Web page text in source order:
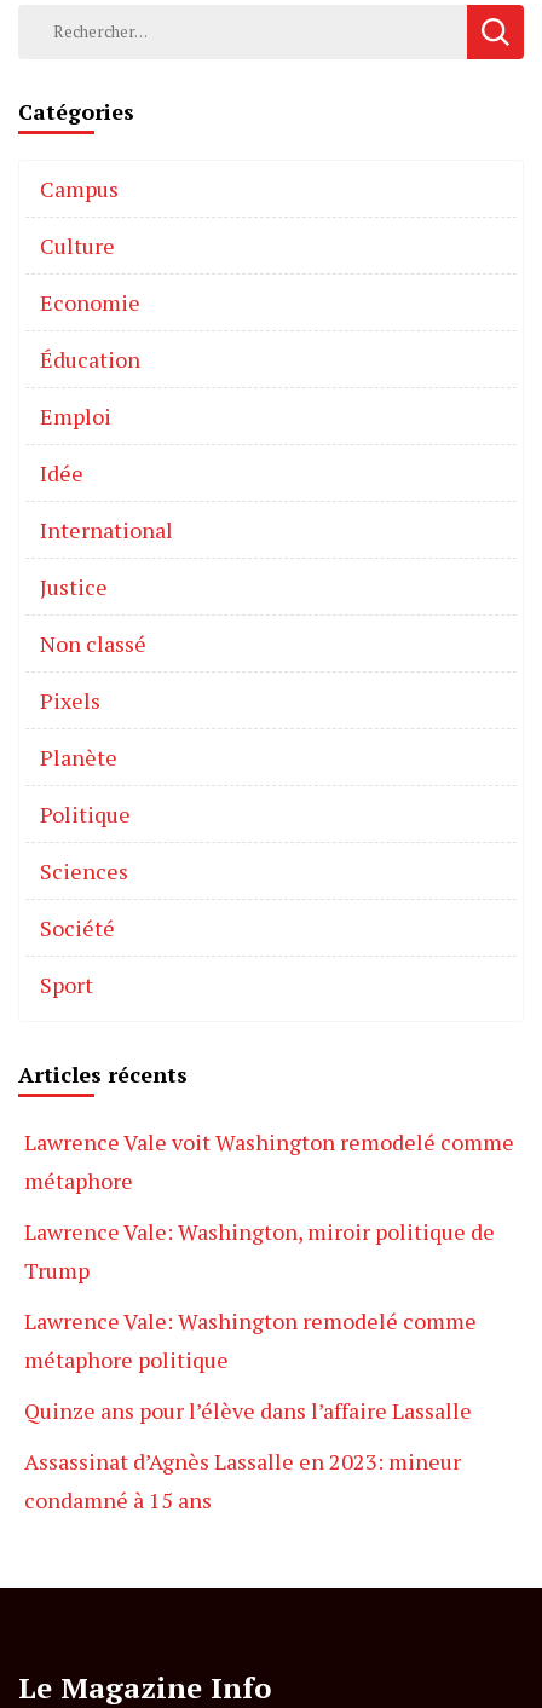
Catégories
Campus
Culture
Economie
Éducation
Emploi
Idée
International
Justice
Non classé
Pixels
Planète
Politique
Sciences
Société
Sport
Articles récents
Lawrence Vale voit Washington remodelé comme
métaphore
Lawrence Vale: Washington, miroir politique de
Trump
Lawrence Vale: Washington remodelé comme
métaphore politique
Quinze ans pour l’élève dans l’affaire Lassalle
Assassinat d’Agnès Lassalle en 2023: mineur
condamné à 15 ans
Le Magazine Info